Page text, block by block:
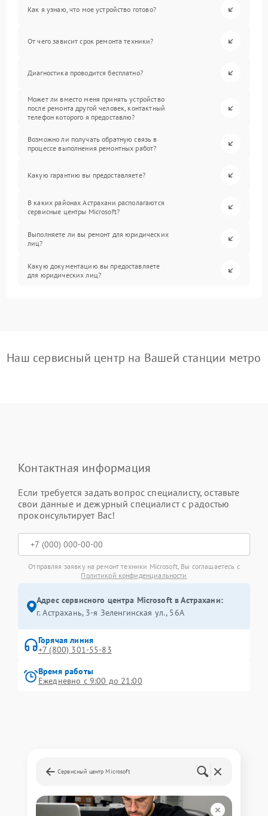
Как я узнаю, что мое устройство готово?
От чего зависит срок ремонта техники?
Диагностика проводится бесплатно?
Может ли вместо меня принять устройство
после ремонта другой человек, контактный
телефон которого я предоставлю?
Возможно ли получать обратную связь в
процессе выполнения ремонтных работ?
Какую гарантию вы предоставляете?
В каких районах Астрахани располагаются
сервисные центры Microsoft?
Выполняете ли вы ремонт для юридических
лиц?
Какую документацию вы предоставляете
для юридических лиц?
Наш сервисный центр на Вашей станции метро
Контактная информация
Если требуется задать вопрос специалисту, оставьте
свои данные и дежурный специалист с радостью
проконсультирует Вас!
Отправляя заявку на ремонт техники Microsoft, Вы соглашаетесь с
Политикой конфиденциальности
Адрес сервисного центра Microsoft в Астрахани:
г. Астрахань, 3-я Зеленгинская ул., 56А
Горячая линия
+7 (800) 301-55-83
Время работы
Ежедневно с 9:00 до 21:00
Сервисный центр Microsoft